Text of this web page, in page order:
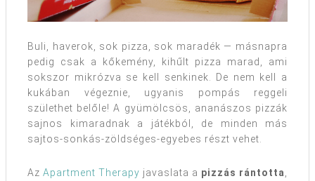
Buli, haverok, sok pizza, sok maradék — másnapra
pedig csak a kőkemény, kihűlt pizza marad, ami
sokszor mikrózva se kell senkinek. De nem kell a
kukában végeznie, ugyanis pompás reggeli
születhet belőle! A gyümölcsös, ananászos pizzák
sajnos kimaradnak a játékból, de minden más
sajtos-sonkás-zöldséges-egyebes részt vehet.
Az Apartment Therapy javaslata a pizzás rántotta